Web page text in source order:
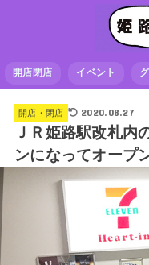
開店閉店 イベント
開店・閉店 2020.08.27
ＪＲ姫路駅改札内
ンになってオープ